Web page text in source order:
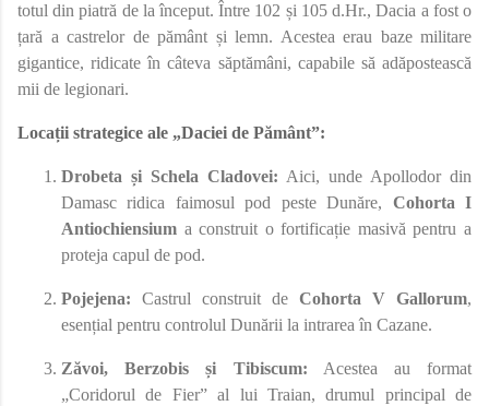
totul din piatră de la început. Între 102 și 105 d.Hr., Dacia a fost o
țară a castrelor de pământ și lemn. Acestea erau baze militare
gigantice, ridicate în câteva săptămâni, capabile să adăpostească
mii de legionari.
Locații strategice ale „Daciei de Pământ”:
Drobeta și Schela Cladovei: Aici, unde Apollodor din
Damasc ridica faimosul pod peste Dunăre, Cohorta I
Antiochiensium a construit o fortificație masivă pentru a
proteja capul de pod.
Pojejena: Castrul construit de Cohorta V Gallorum,
esențial pentru controlul Dunării la intrarea în Cazane.
Zăvoi, Berzobis și Tibiscum: Acestea au format
„Coridorul de Fier” al lui Traian, drumul principal de